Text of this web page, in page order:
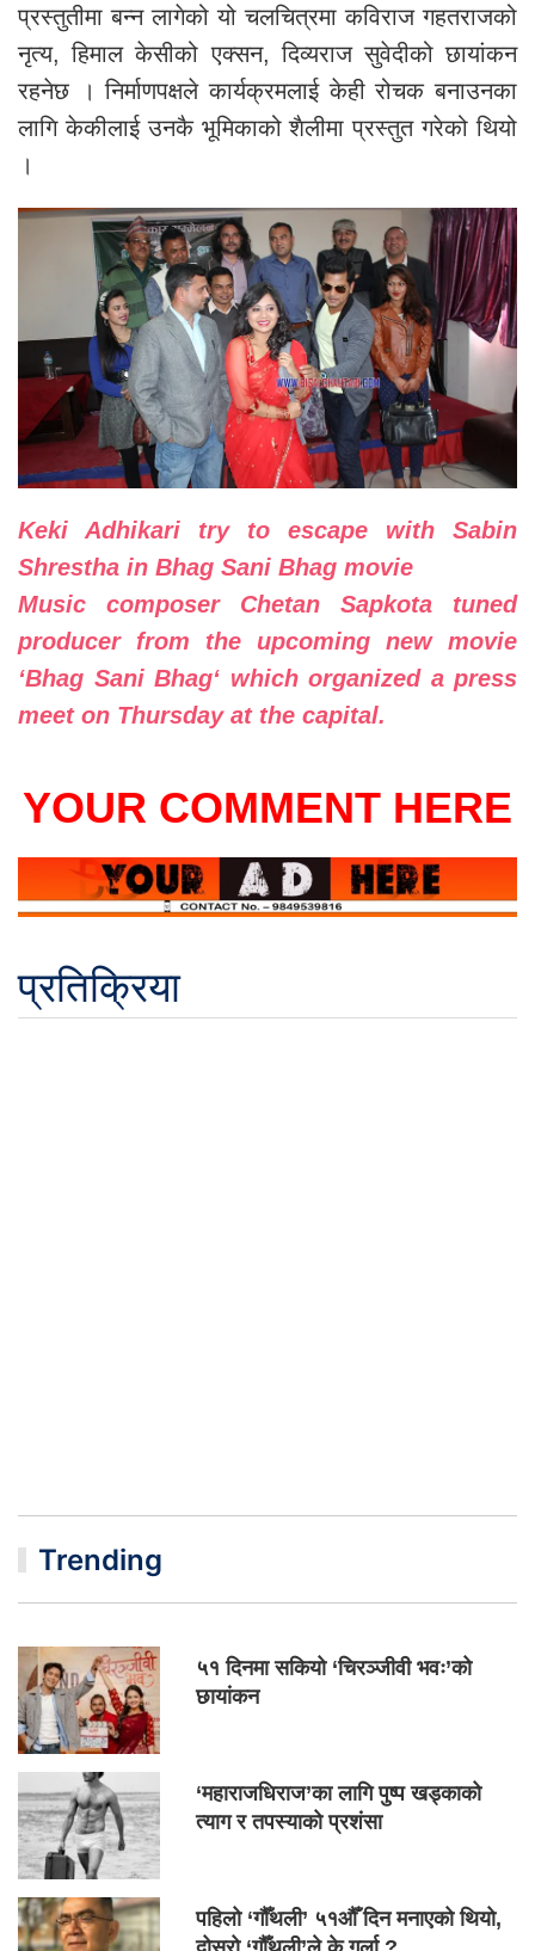
प्रस्तुतीमा बन्न लागेको यो चलचित्रमा कविराज गहतराजको
नृत्य, हिमाल केसीको एक्सन, दिव्यराज सुवेदीको छायांकन
रहनेछ । निर्माणपक्षले कार्यक्रमलाई केही रोचक बनाउनका
लागि केकीलाई उनकै भूमिकाको शैलीमा प्रस्तुत गरेको थियो
।
Keki Adhikari try to escape with Sabin
Shrestha in Bhag Sani Bhag movie
Music composer Chetan Sapkota tuned
producer from the upcoming new movie
‘Bhag Sani Bhag‘ which organized a press
meet on Thursday at the capital.
YOUR COMMENT HERE
प्रतिक्रिया
Trending
५१ दिनमा सकियो ‘चिरञ्जीवी भवः’को
छायांकन
‘महाराजधिराज’का लागि पुष्प खड्काको
त्याग र तपस्याको प्रशंसा
पहिलो ‘गौँथली’ ५१औँ दिन मनाएको थियो,